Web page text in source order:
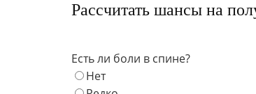
Рассчитать шансы на
Есть ли боли в спине?
Нет